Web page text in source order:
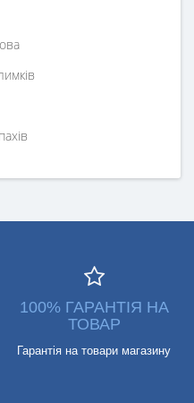
100% ГАРАНТІЯ НА
ТОВАР
Гарантія на товари магазину